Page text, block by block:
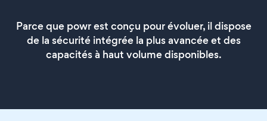
Parce que powr est conçu pour évoluer, il dispose
de la sécurité intégrée la plus avancée et des
capacités à haut volume disponibles.